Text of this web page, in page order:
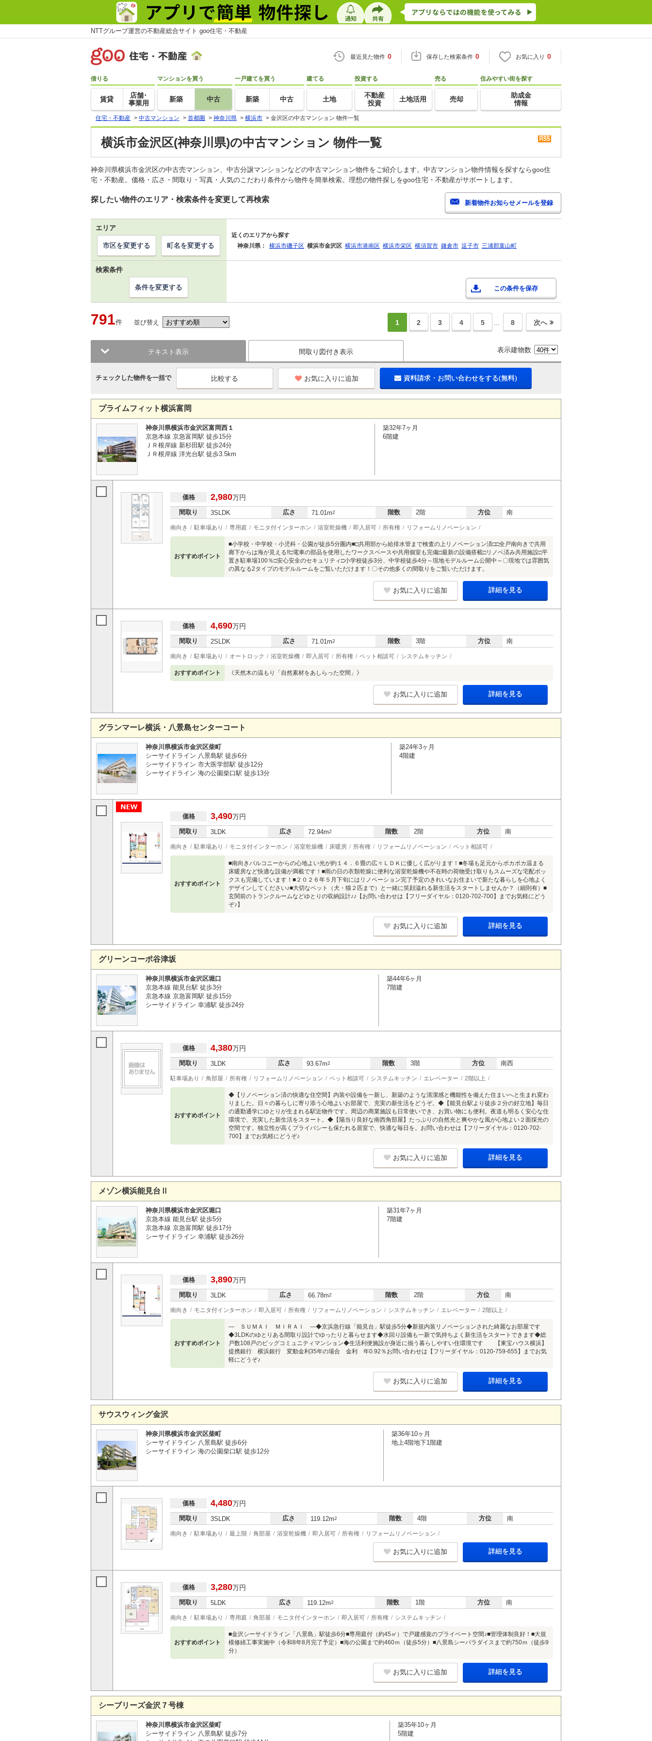
NTTグループ運営の不動産総合サイト goo住宅・不動産
最近見た物件 0 保存した検索条件 0 お気に入り 0
借りる
賃貸
店舗･
事業用
マンションを買う
新築 中古
一戸建てを買う
新築 中古
建てる
土地
投資する
不動産
投資
土地活用
売る
売却
住みやすい街を探す
助成金
情報
住宅・不動産 > 中古マンション > 首都圏 > 神奈川県 > 横浜市 > 金沢区の中古マンション 物件一覧
横浜市金沢区(神奈川県)の中古マンション 物件一覧
神奈川県横浜市金沢区の中古売マンション、中古分譲マンションなどの中古マンション物件をご紹介します。中古マンション物件情報を探すならgoo住
宅・不動産。価格・広さ・間取り・写真・人気のこだわり条件から物件を簡単検索。理想の物件探しをgoo住宅・不動産がサポートします。
探したい物件のエリア・検索条件を変更して再検索
エリア
近くのエリアから探す
神奈川県：
横浜市磯子区 横浜市金沢区 横浜市港南区 横浜市栄区 横須賀市 鎌倉市 逗子市 三浦郡葉山町
市区を変更する 町名を変更する
検索条件
この条件を保存
条件を変更する
791件 並び替え 1 2 3 4 5 … 8 次へ
テキスト表示 間取り図付き表示 表示建物数
チェックした物件を一括で お気に入りに追加 資料請求・お問い合わせをする(無料)
プライムフィット横浜富岡
神奈川県横浜市金沢区富岡西１
京急本線 京急富岡駅 徒歩15分
ＪＲ根岸線 新杉田駅 徒歩24分
ＪＲ根岸線 洋光台駅 徒歩3.5km
築32年7ヶ月
6階建
価格 2,980万円
間取り 3SLDK 広さ 71.01m2 階数 2階 方位 南
南向き 駐車場あり 専用庭 モニタ付インターホン 浴室乾燥機 即入居可 所有権 リフォームリノベーション
おすすめポイント
■小学校・中学校・小児科・公園が徒歩5分圏内■□共用部から給排水管まで検査の上リノベーション済□□全戸南向きで共用
廊下からは海が見える!!□電車の部品を使用したワークスペースや共用個室も完備□最新の設備搭載□リノベ済み共用施設□平
置き駐車場100％□安心安全のセキュリティ□小学校徒歩3分、中学校徒歩4分～現地モデルルーム公開中～〇現地では雰囲気
の異なる2タイプのモデルルームをご覧いただけます！〇その他多くの間取りをご覧いただけます。
お気に入りに追加 詳細を見る
価格 4,690万円
間取り 2SLDK 広さ 71.01m2 階数 3階 方位 南
南向き 駐車場あり オートロック 浴室乾燥機 即入居可 所有権 ペット相談可 システムキッチン
おすすめポイント 《天然木の温もり「自然素材をあしらった空間」》
お気に入りに追加 詳細を見る
グランマーレ横浜・八景島センターコート
神奈川県横浜市金沢区柴町
シーサイドライン 八景島駅 徒歩6分
シーサイドライン 市大医学部駅 徒歩12分
シーサイドライン 海の公園柴口駅 徒歩13分
築24年3ヶ月
4階建
価格 3,490万円
間取り 3LDK 広さ 72.94m2 階数 2階 方位 南
南向き 駐車場あり モニタ付インターホン 浴室乾燥機 床暖房 所有権 リフォームリノベーション ペット相談可
おすすめポイント
■南向きバルコニーからの心地よい光が約１４．６畳の広々ＬＤＫに優しく広がります！■冬場も足元からポカポカ温まる
床暖房など快適な設備が満載です！■雨の日の衣類乾燥に便利な浴室乾燥機や不在時の荷物受け取りもスムーズな宅配ボッ
クスも完備しています！■２０２６年５月下旬にはリノベーション完了予定のきれいなお住まいで新たな暮らしを心地よく
デザインしてください♪■大切なペット（犬・猫２匹まで）と一緒に笑顔溢れる新生活をスタートしませんか？（細則有）■
玄関前のトランクルームなどゆとりの収納設計♪♪【お問い合わせは【フリーダイヤル：0120-702-700】までお気軽にどう
ぞ♪】
お気に入りに追加 詳細を見る
グリーンコーポ谷津坂
神奈川県横浜市金沢区堀口
京急本線 能見台駅 徒歩3分
京急本線 京急富岡駅 徒歩15分
シーサイドライン 幸浦駅 徒歩24分
築44年6ヶ月
7階建
価格 4,380万円
間取り 3LDK 広さ 93.67m2 階数 3階 方位 南西
駐車場あり 角部屋 所有権 リフォームリノベーション ペット相談可 システムキッチン エレベーター 2階以上
おすすめポイント
◆【リノベーション済の快適な住空間】内装や設備を一新し、新築のような清潔感と機能性を備えた住まいへと生まれ変わ
りました。日々の暮らしに寄り添う心地よいお部屋で、充実の新生活をどうぞ。◆【能見台駅より徒歩２分の好立地】毎日
の通勤通学にゆとりが生まれる駅近物件です。周辺の商業施設も日常使いでき、お買い物にも便利。夜道も明るく安心な住
環境で、充実した新生活をスタート。◆【陽当り良好な南西角部屋】たっぷりの自然光と爽やかな風が心地よい２面採光の
空間です。独立性が高くプライバシーも保たれる居室で、快適な毎日を。お問い合わせは【フリーダイヤル：0120-702-
700】までお気軽にどうぞ♪
お気に入りに追加 詳細を見る
メゾン横浜能見台Ⅱ
神奈川県横浜市金沢区堀口
京急本線 能見台駅 徒歩5分
京急本線 京急富岡駅 徒歩17分
シーサイドライン 幸浦駅 徒歩26分
築31年7ヶ月
7階建
価格 3,890万円
間取り 3LDK 広さ 66.78m2 階数 2階 方位 南
南向き モニタ付インターホン 即入居可 所有権 リフォームリノベーション システムキッチン エレベーター 2階以上
おすすめポイント
― ＳＵＭＡＩ ＭＩＲＡＩ ―◆京浜急行線「能見台」駅徒歩5分◆新規内装リノベーションされた綺麗なお部屋です
◆3LDKのゆとりある間取り設計でゆったりと暮らせます◆水回り設備も一新で気持ちよく新生活をスタートできます◆総
戸数108戸のビッグコミュニティマンション◆生活利便施設が身近に揃う暮らしやすい住環境です 【東宝ハウス横浜】
提携銀行 横浜銀行 変動金利35年の場合 金利 年0.92％お問い合わせは【フリーダイヤル：0120-759-655】までお気
軽にどうぞ♪
お気に入りに追加 詳細を見る
サウスウィング金沢
神奈川県横浜市金沢区柴町
シーサイドライン 八景島駅 徒歩6分
シーサイドライン 海の公園柴口駅 徒歩12分
築36年10ヶ月
地上4階地下1階建
価格 4,480万円
間取り 3SLDK 広さ 119.12m2 階数 4階 方位 南
南向き 駐車場あり 最上階 角部屋 浴室乾燥機 即入居可 所有権 リフォームリノベーション
お気に入りに追加 詳細を見る
価格 3,280万円
間取り 5LDK 広さ 119.12m2 階数 1階 方位 南
南向き 駐車場あり 専用庭 角部屋 モニタ付インターホン 即入居可 所有権 システムキッチン
おすすめポイント
■金沢シーサイドライン「八景島」駅徒歩6分■専用庭付（約45㎡）で戸建感覚のプライベート空間♪■管理体制良好！■大規
模修繕工事実施中（令和8年8月完了予定）■海の公園まで約460ｍ（徒歩5分）■八景島シーパラダイスまで約750ｍ（徒歩9
分）
お気に入りに追加 詳細を見る
シーブリーズ金沢７号棟
神奈川県横浜市金沢区柴町
シーサイドライン 八景島駅 徒歩7分
築35年10ヶ月
5階建